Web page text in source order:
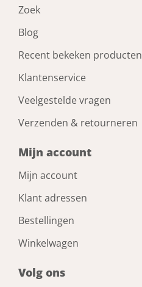
Zoek
Blog
Recent bekeken producten
Klantenservice
Veelgestelde vragen
Verzenden & retourneren
Mijn account
Mijn account
Klant adressen
Bestellingen
Winkelwagen
Volg ons